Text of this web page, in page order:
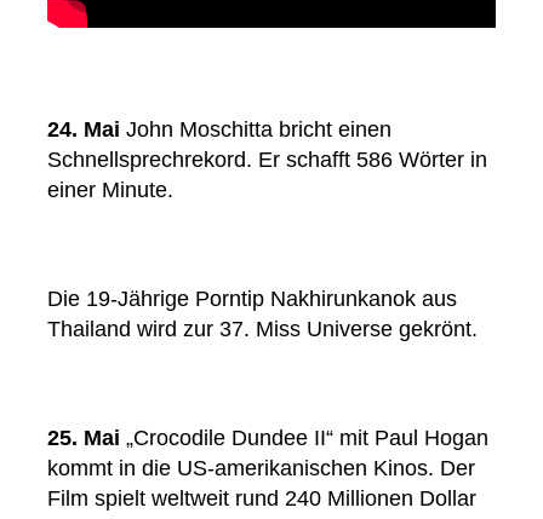
24. Mai John Moschitta bricht einen
Schnellsprechrekord. Er schafft 586 Wörter in
einer Minute.
Die 19-Jährige Porntip Nakhirunkanok aus
Thailand wird zur 37. Miss Universe gekrönt.
25. Mai „Crocodile Dundee II“ mit Paul Hogan
kommt in die US-amerikanischen Kinos. Der
Film spielt weltweit rund 240 Millionen Dollar